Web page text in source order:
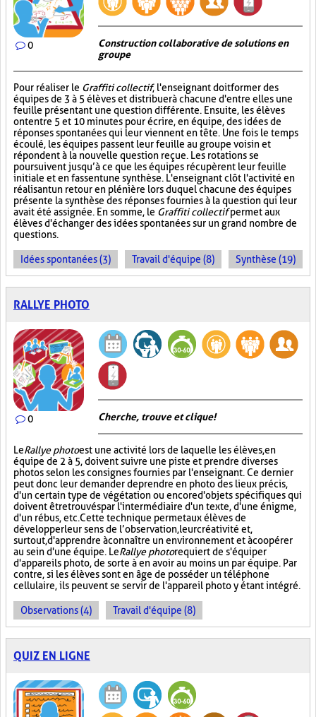
0
Construction collaborative de solutions en
groupe
Pour réaliser le Graffiti collectif, l'enseignant doit former des
équipes de 3 à 5 élèves et distribuer à chacune d'entre elles une
feuille présentant une question différente. Ensuite, les élèves
ont entre 5 et 10 minutes pour écrire, en équipe, des idées de
réponses spontanées qui leur viennent en tête. Une fois le temps
écoulé, les équipes passent leur feuille au groupe voisin et
répondent à la nouvelle question reçue. Les rotations se
poursuivent jusqu’à ce que les équipes récupèrent leur feuille
initiale et en fassent une synthèse. L'enseignant clôt l'activité en
réalisant un retour en plénière lors duquel chacune des équipes
présente la synthèse des réponses fournies à la question qui leur
avait été assignée. En somme, le Graffiti collectifpermet aux
élèves d'échanger des idées spontanées sur un grand nombre de
questions.
Idées spontanées (3) Travail d'équipe (8) Synthèse (19)
RALLYE PHOTO
0 Cherche, trouve et clique !
LeRallye photoest une activité lors de laquelle les élèves, en
équipe de 2 à 5, doivent suivre une piste et prendre diverses
photos selon les consignes fournies par l'enseignant. Ce dernier
peut donc leur demander de prendre en photo des lieux précis,
d'un certain type de végétation ou encore d'objets spécifiques qui
doivent être trouvés par l'intermédiaire d'un texte, d'une énigme,
d'un rébus, etc. Cette technique permet aux élèves de
développer leur sens de l’observation, leur créativité et,
surtout, d'apprendre à connaître un environnement et à coopérer
au sein d'une équipe. LeRallye photorequiert de s'équiper
d'appareils photo, de sorte à en avoir au moins un par équipe. Par
contre, si les élèves sont en âge de posséder un téléphone
cellulaire, ils peuvent se servir de l'appareil photo y étant intégré.
Observations (4) Travail d'équipe (8)
QUIZ EN LIGNE